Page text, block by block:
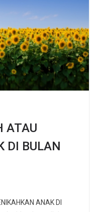
ATAU
DI BULAN
ANAK DI